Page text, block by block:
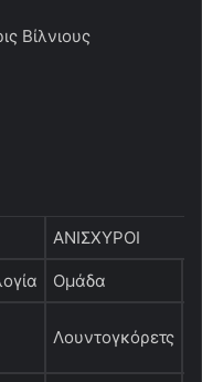
Βίλνιους
ΑΝΙΣΧΥΡΟΙ
Ομάδα
Λουντογκόρετς